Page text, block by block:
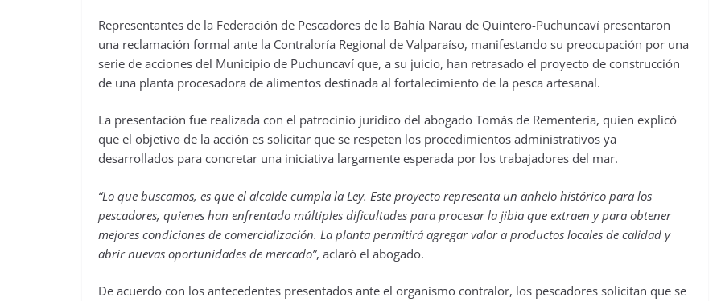
Representantes de la Federación de Pescadores de la Bahía Narau de Quintero-Puchuncaví presentaron
una reclamación formal ante la Contraloría Regional de Valparaíso, manifestando su preocupación por una
serie de acciones del Municipio de Puchuncaví que, a su juicio, han retrasado el proyecto de construcción
de una planta procesadora de alimentos destinada al fortalecimiento de la pesca artesanal.
La presentación fue realizada con el patrocinio jurídico del abogado Tomás de Rementería, quien explicó
que el objetivo de la acción es solicitar que se respeten los procedimientos administrativos ya
desarrollados para concretar una iniciativa largamente esperada por los trabajadores del mar.
“Lo que buscamos, es que el alcalde cumpla la Ley. Este proyecto representa un anhelo histórico para los
pescadores, quienes han enfrentado múltiples dificultades para procesar la jibia que extraen y para obtener
mejores condiciones de comercialización. La planta permitirá agregar valor a productos locales de calidad y
abrir nuevas oportunidades de mercado”, aclaró el abogado.
De acuerdo con los antecedentes presentados ante el organismo contralor, los pescadores solicitan que se